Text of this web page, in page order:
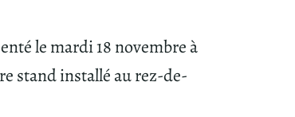
le mardi 18 novembre à
stand installé au rez-de-